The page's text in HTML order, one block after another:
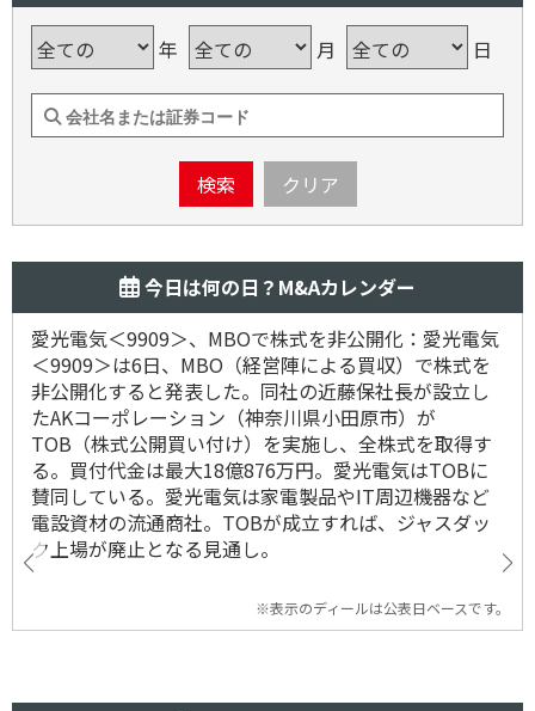
年 月 日
検索 クリア
今日は何の日？M&Aカレンダー
愛光電気＜9909＞、MBOで株式を非公開化：愛光電気
＜9909＞は6日、MBO（経営陣による買収）で株式を
非公開化すると発表した。同社の近藤保社長が設立し
たAKコーポレーション（神奈川県小田原市）が
TOB（株式公開買い付け）を実施し、全株式を取得す
る。買付代金は最大18億876万円。愛光電気はTOBに
賛同している。愛光電気は家電製品やIT周辺機器など
電設資材の流通商社。TOBが成立すれば、ジャスダッ
ク上場が廃止となる見通し。
※表示のディールは公表日ベースです。